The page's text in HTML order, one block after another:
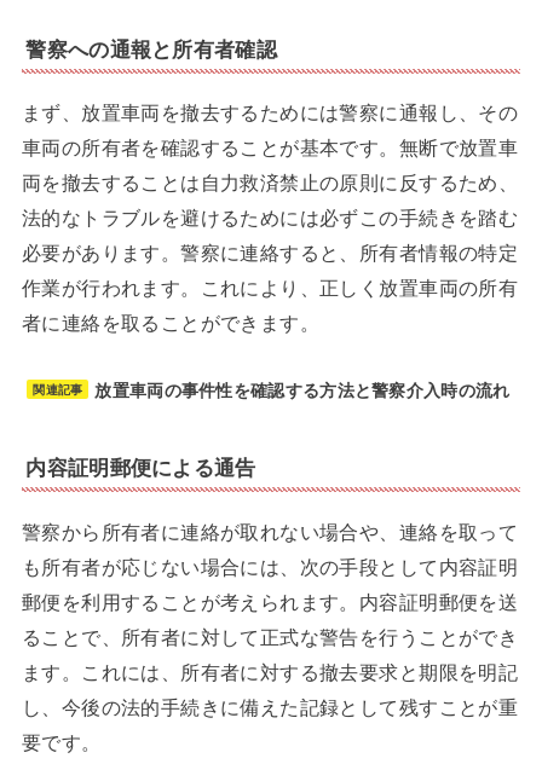
警察への通報と所有者確認
まず、放置車両を撤去するためには警察に通報し、その
車両の所有者を確認することが基本です。無断で放置車
両を撤去することは自力救済禁止の原則に反するため、
法的なトラブルを避けるためには必ずこの手続きを踏む
必要があります。警察に連絡すると、所有者情報の特定
作業が行われます。これにより、正しく放置車両の所有
者に連絡を取ることができます。
関連記事 放置車両の事件性を確認する方法と警察介入時の流れ
内容証明郵便による通告
警察から所有者に連絡が取れない場合や、連絡を取って
も所有者が応じない場合には、次の手段として内容証明
郵便を利用することが考えられます。内容証明郵便を送
ることで、所有者に対して正式な警告を行うことができ
ます。これには、所有者に対する撤去要求と期限を明記
し、今後の法的手続きに備えた記録として残すことが重
要です。